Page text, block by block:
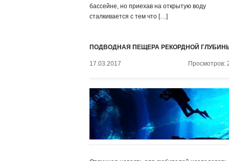
бассейне, но приехав на открытую воду
сталкивается с тем что […]
ПОДВОДНАЯ ПЕЩЕРА РЕКОРДНОЙ
17.03.2017 Просмотров: